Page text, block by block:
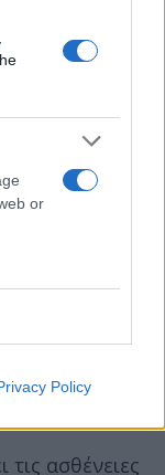
or
Policy
απλά το
ούτε εκ
κλειστή
είναι
Εάν η Ρούλα
δικαστήριο,
ασθένειες